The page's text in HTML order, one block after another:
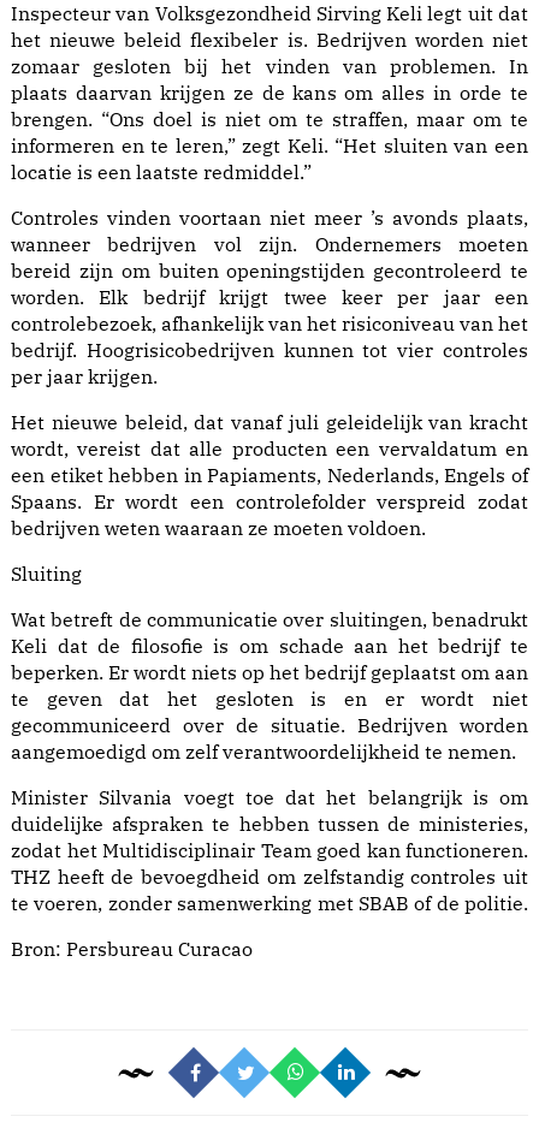
Inspecteur van Volksgezondheid Sirving Keli legt uit dat
het nieuwe beleid flexibeler is. Bedrijven worden niet
zomaar gesloten bij het vinden van problemen. In
plaats daarvan krijgen ze de kans om alles in orde te
brengen. “Ons doel is niet om te straffen, maar om te
informeren en te leren,” zegt Keli. “Het sluiten van een
locatie is een laatste redmiddel.”
Controles vinden voortaan niet meer ’s avonds plaats,
wanneer bedrijven vol zijn. Ondernemers moeten
bereid zijn om buiten openingstijden gecontroleerd te
worden. Elk bedrijf krijgt twee keer per jaar een
controlebezoek, afhankelijk van het risiconiveau van het
bedrijf. Hoogrisicobedrijven kunnen tot vier controles
per jaar krijgen.
Het nieuwe beleid, dat vanaf juli geleidelijk van kracht
wordt, vereist dat alle producten een vervaldatum en
een etiket hebben in Papiaments, Nederlands, Engels of
Spaans. Er wordt een controlefolder verspreid zodat
bedrijven weten waaraan ze moeten voldoen.
Sluiting
Wat betreft de communicatie over sluitingen, benadrukt
Keli dat de filosofie is om schade aan het bedrijf te
beperken. Er wordt niets op het bedrijf geplaatst om aan
te geven dat het gesloten is en er wordt niet
gecommuniceerd over de situatie. Bedrijven worden
aangemoedigd om zelf verantwoordelijkheid te nemen.
Minister Silvania voegt toe dat het belangrijk is om
duidelijke afspraken te hebben tussen de ministeries,
zodat het Multidisciplinair Team goed kan functioneren.
THZ heeft de bevoegdheid om zelfstandig controles uit
te voeren, zonder samenwerking met SBAB of de politie.
Bron: Persbureau Curacao